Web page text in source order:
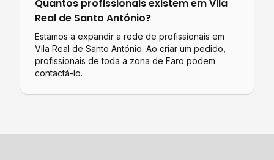
Quantos profissionais existem emVila
Real de Santo António?
Estamos a expandir a rede de profissionais em
Vila Real de Santo António. Ao criar um pedido,
profissionais de toda a zona de Faro podem
contactá-lo.